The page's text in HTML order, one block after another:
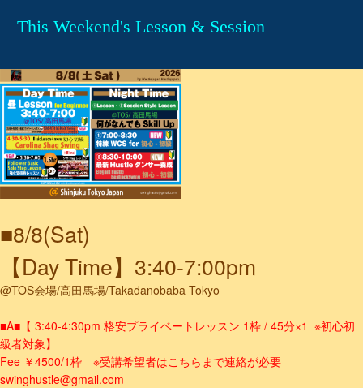
This Weekend's Lesson & Session
■8/8(Sat)
【Day Time】3:40-7:00pm
@TOS会場/高田馬場/Takadanobaba Tokyo
■A■【 3:40-4:30pm 格安プライベートレッスン 1枠 / 45分×1 ※初心初
級者対象】
Fee ￥4500/1枠 ※受講希望者はこちらまで連絡が必要
swinghustle@gmail.com